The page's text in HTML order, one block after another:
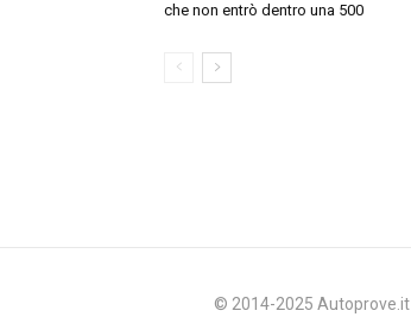
che non entrò dentro una 500
© 2014-2025 Autoprove.it